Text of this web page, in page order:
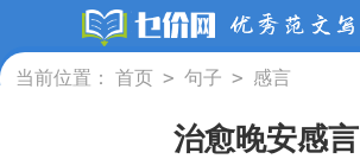
当前位置： 首页 > 句子 > 感言
治愈晚安感言